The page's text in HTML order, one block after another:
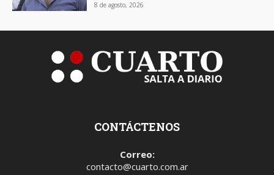
8 de agosto, 2026
CONTÁCTENOS
Correo:
contacto@cuarto.com.ar